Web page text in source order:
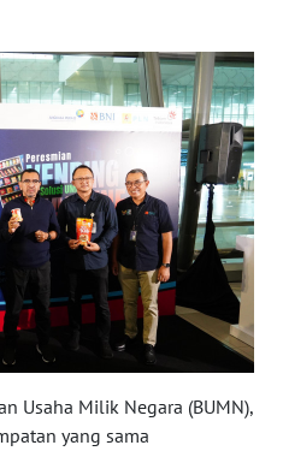
Usaha Milik Negara (BUMN),
yang sama